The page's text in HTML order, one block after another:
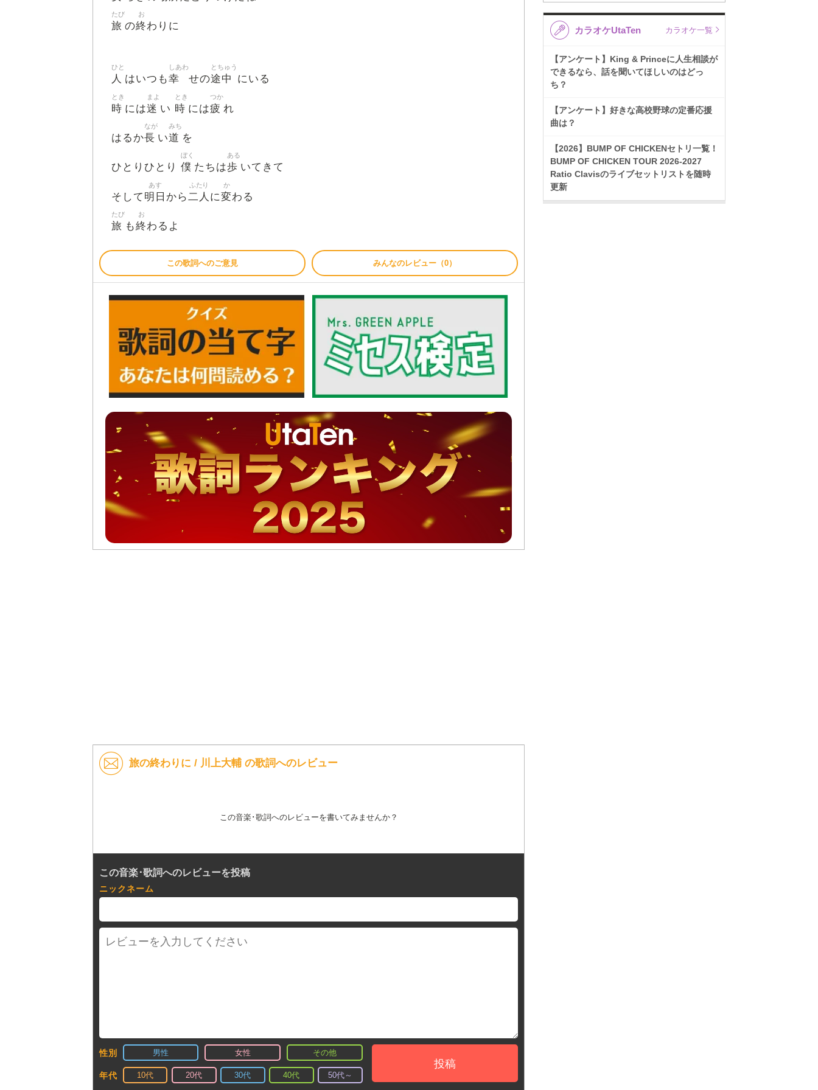
旅
たび
の終
お
わりに
人
ひと
はいつも幸
しあわ
せの途中
とちゅう
にいる
時
とき
には迷
まよ
い 時
とき
には疲
つか
れ
はるか長
なが
い道
みち
を
ひとりひとり 僕
ぼく
たちは歩
ある
いてきて
そして 明日
あす
から 二人
ふたり
に変
か
わる
旅
たび
も終
お
わるよ
この歌詞へのご意見 みんなのレビュー（0）
旅の終わりに / 川上大輔 の歌詞へのレビュー
この音楽･歌詞へのレビューを書いてみませんか？
この音楽･歌詞へのレビューを投稿
ニックネーム
性別 男性 女性 その他
年代 10代 20代 30代 40代 50代～
投稿
カラオケUtaTen カラオケ一覧
【アンケート】King & Princeに人生相談が
できるなら、話を聞いてほしいのはどっ
ち？
【アンケート】好きな高校野球の定番応援
曲は？
【2026】BUMP OF CHICKENセトリ一覧！
BUMP OF CHICKEN TOUR 2026-2027
Ratio Clavisのライブセットリストを随時
更新